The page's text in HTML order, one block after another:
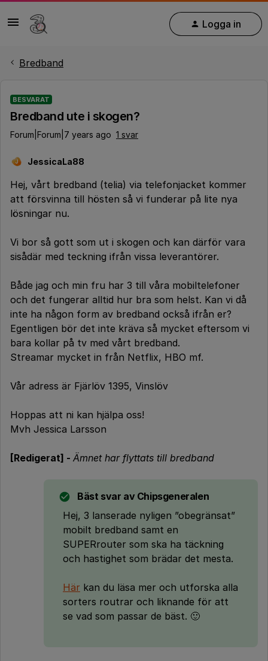
Logga in
Bredband
BESVARAT
Bredband ute i skogen?
Forum|Forum|7 years ago 1 svar
J JessicaLa88
Hej, vårt bredband (telia) via telefonjacket kommer
att försvinna till hösten så vi funderar på lite nya
lösningar nu.
Vi bor så gott som ut i skogen och kan därför vara
sisådär med teckning ifrån vissa leverantörer.
Både jag och min fru har 3 till våra mobiltelefoner
och det fungerar alltid hur bra som helst. Kan vi då
inte ha någon form av bredband också ifrån er?
Egentligen bör det inte kräva så mycket eftersom vi
bara kollar på tv med vårt bredband.
Streamar mycket in från Netflix, HBO mf.
Vår adress är Fjärlöv 1395, Vinslöv
Hoppas att ni kan hjälpa oss!
Mvh Jessica Larsson
[Redigerat] - Ämnet har flyttats till bredband
Bäst svar av Chipsgeneralen
Hej, 3 lanserade nyligen ”obegränsat”
mobilt bredband samt en
SUPERrouter som ska ha täckning
och hastighet som brädar det mesta.
Här kan du läsa mer och utforska alla
sorters routrar och liknande för att
se vad som passar de bäst. 🙂